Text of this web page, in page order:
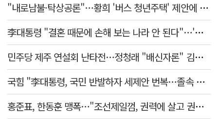
"내로남불·탁상공론"…황희 '버스 청년주택' 제안에 與 내부서도 쓴소리
李대통령 "결혼 때문에 손해 보는 나라 안 된다"…'결혼 페널티' 22개 손본다
민주당 제주 연설회 난타전…정청래 "배신자론" 김민석 "관리 무능"
국힘 "李대통령, 국민 반발하자 세제안 번복…졸속 국정 즉각 중단"
홍준표, 한동훈 맹폭…"조선제일껌, 권력에 살고 권력에 죽었다"